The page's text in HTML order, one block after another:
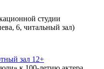
студии
6, читальный зал)
зал 12+